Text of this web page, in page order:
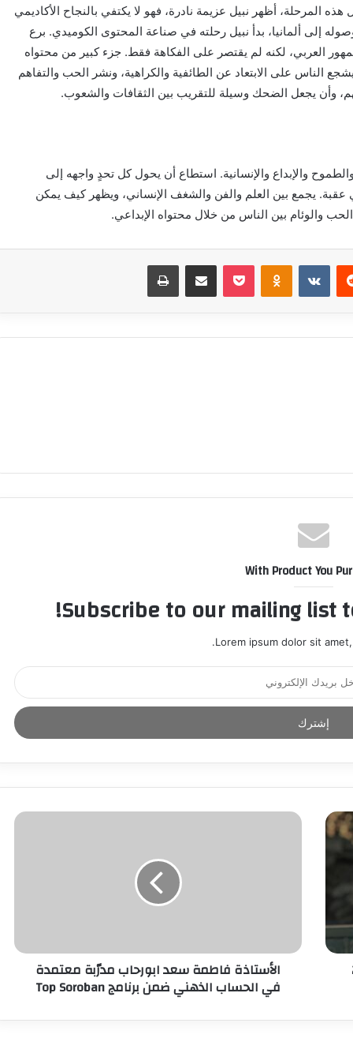
هذه المرحلة، أظهر نبيل عزيمة نادرة، فهو لا يكتفي بالنجاح الأكاديمي
إلى ألمانيا، بدأ نبيل رحلته في صناعة المحتوى الكوميدي. برع
العربي، لكنه لم يقتصر على الفكاهة فقط. جزء كبير من محتواه
الناس على الابتعاد عن الطائفية والكراهية، ونشر الحب والتفاهم
وأن يجعل الضحك وسيلة للتقريب بين الثقافات والشعوب.
والإبداع والإنسانية. استطاع أن يحول كل تحدٍ واجهه إلى
عقبة. يجمع بين العلم والفن والشغف الإنساني، ويظهر كيف يمكن
والوئام بين الناس من خلال محتواه الإبداعي.
‏Reddit
‏VKontakte
Odnoklassniki بوكيت مشاركة عبر البريد طباعة
With Product You
Subscribe to our mailing list
Lorem ipsum dolor sit
21 الأستاذة فاطمة سعد ابورحاب مدرّبة معتمدة
في الحساب الذهني ضمن برنامج Top Soroban